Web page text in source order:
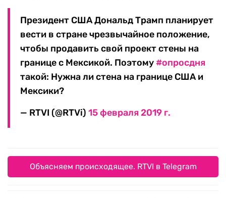
Президент США Дональд Трамп планирует
вести в стране чрезвычайное положение,
чтобы продавить свой проект стены на
границе с Мексикой. Поэтому#опросдня
такой: Нужна ли стена на границе США и
Мексики?
— RTVI (@RTVi) 15 февраля 2019 г.
Объясняем происходящее. RTVI в Telegram